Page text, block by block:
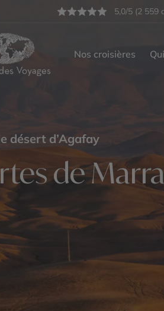
5,0/5 (2 559
Nos croisières
désert d’Agafay
de